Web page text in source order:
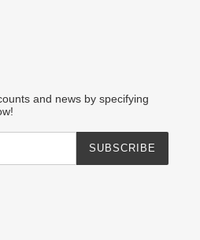
and news by specifying
SUBSCRIBE